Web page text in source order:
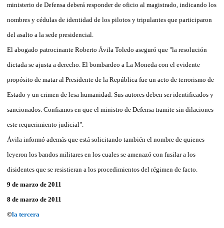
ministerio de Defensa deberá responder de oficio al magistrado, indicando los
nombres y cédulas de identidad de los pilotos y tripulantes que participaron
del asalto a la sede presidencial.
El abogado patrocinante Roberto Ávila Toledo aseguró que "la resolución
dictada se ajusta a derecho. El bombardeo a La Moneda con el evidente
propósito de matar al Presidente de la República fue un acto de terrorismo de
Estado y un crimen de lesa humanidad. Sus autores deben ser identificados y
sancionados. Confiamos en que el ministro de Defensa tramite sin dilaciones
este requerimiento judicial".
Ávila informó además que está solicitando también el nombre de quienes
leyeron los bandos militares en los cuales se amenazó con fusilar a los
disidentes que se resistieran a los procedimientos del régimen de facto.
9 de marzo de 2011
8 de marzo de 2011
©la tercera